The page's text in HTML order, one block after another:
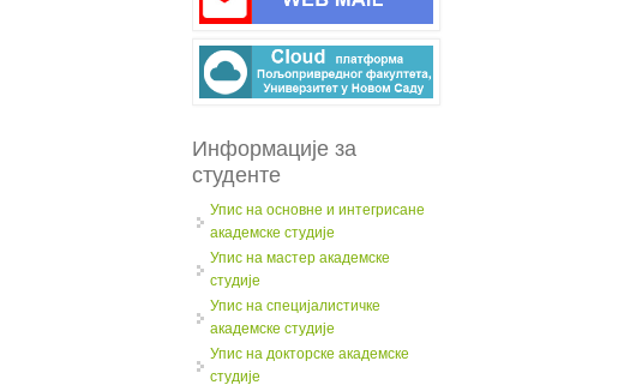
Информације за
студенте
Упис на основне и интегрисане
академске студије
Упис на мастер академске
студије
Упис на специјалистичке
академске студије
Упис на докторске академске
студије